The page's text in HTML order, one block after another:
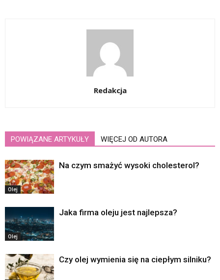
Redakcja
POWIĄZANE ARTYKUŁY WIĘCEJ OD AUTORA
Olej
Na czym smażyć wysoki cholesterol?
Olej
Jaka firma oleju jest najlepsza?
Czy olej wymienia się na ciepłym silniku?